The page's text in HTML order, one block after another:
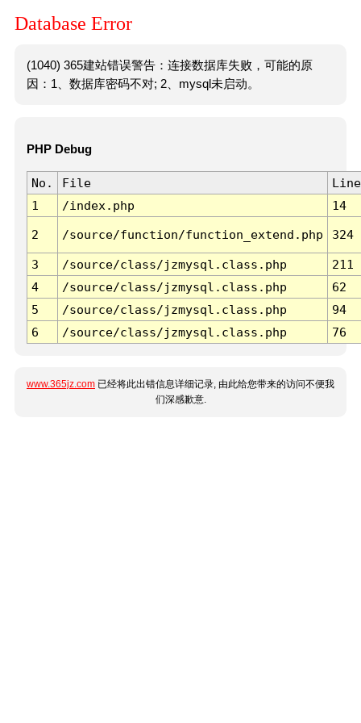
Database Error
(1040) 365建站错误警告：连接数据库失败，可能的原
因：1、数据库密码不对; 2、mysql未启动。
PHP Debug
No. File
Line
1
/index.php 14
2 /source/function/function_extend.php 324
3 /source/class/jzmysql.class.php
211
4
/source/class/jzmysql.class.php
62
5
/source/class/jzmysql.class.php
94
6
/source/class/jzmysql.class.php 76
www.365jz.com 已经将此出错信息详细记录, 由此给您带来的访问不便我
们深感歉意.